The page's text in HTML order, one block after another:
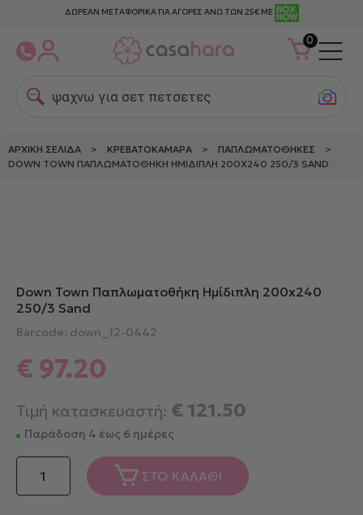
ΔΩΡΕΑΝ ΜΕΤΑΦΟΡΙΚΑ ΓΙΑ ΑΓΟΡΕΣ ΑΝΩ ΤΩΝ 25€ ΜΕ
0
ψαχνω για σετ πετσετες
ΑΡΧΙΚΉ ΣΕΛΊΔΑ > ΚΡΕΒΑΤΟΚΆΜΑΡΑ > ΠΑΠΛΩΜΑΤΟΘΉΚΕΣ >
DOWN TOWN ΠΑΠΛΩΜΑΤΟΘΉΚΗ ΗΜΊΔΙΠΛΗ 200X240 250/3 SAND
Down Town Παπλωματοθήκη Ημίδιπλη 200x240
250/3 Sand
Barcode: down_12-0442
€ 97.20
Τιμή κατασκευαστή: € 121.50
Παράδοση 4 έως 6 ημέρες
Town
ΣΤΟ ΚΑΛΑΘΙ